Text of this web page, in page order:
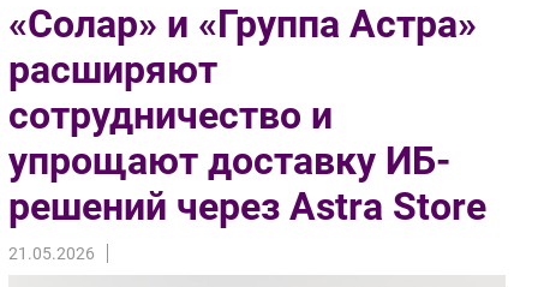
Импорто­замещение
Автоматизация Промышленности
Интернет
Мобильная связь
Фиксированная связь
Интеграция
Рынок ПК
Маркетинг
«Солар» и «Группа Астра»
расширяют
сотрудничество и
упрощают доставку ИБ-
решений через Astra Store
21.05.2026